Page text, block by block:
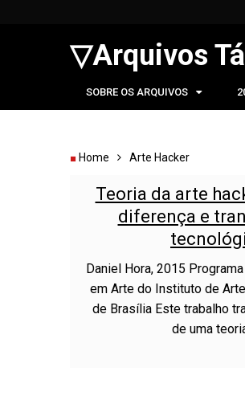
▽Arquivos
SOBRE OS ARQUIVOS
Home Arte Hacker
Teoria da arte
diferença e
Daniel Hora, 2015
em Arte do Instituto de
de Brasília Este trabalho
de uma